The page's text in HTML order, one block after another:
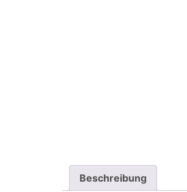
Beschreibung